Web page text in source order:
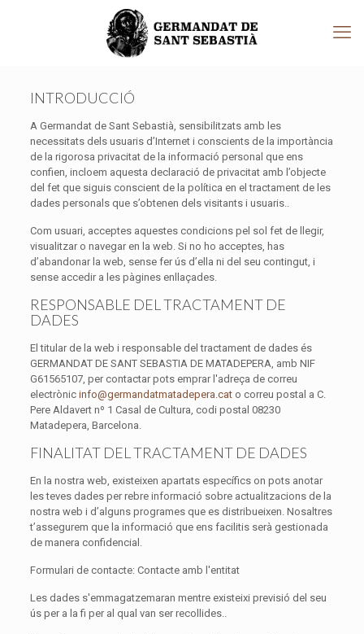
INTRODUCCIÓ
A Germandat de Sant Sebastià, sensibilitzats amb les
necessitats dels usuaris d’Internet i conscients de la importància
de la rigorosa privacitat de la informació personal que ens
confien, incloem aquesta declaració de privacitat amb l’objecte
del fet que siguis conscient de la política en el tractament de les
dades personals que s’obtenen dels visitants i usuaris..
Com usuari, acceptes aquestes condicions pel sol fet de llegir,
visualitzar o navegar en la web. Si no ho acceptes, has
d’abandonar la web, sense fer ús d’ella ni del seu contingut, i
sense accedir a les pàgines enllaçades.
RESPONSABLE DEL TRACTAMENT DE
DADES
El titular de la web i responsable del tractament de dades és
GERMANDAT DE SANT SEBASTIA DE MATADEPERA, amb NIF
G61565107, per contactar pots emprar l'adreça de correu
electrònic info@germandatmatadepera.cato correu postal a C.
Pere Aldavert nº 1 Casal de Cultura, codi postal 08230
Matadepera, Barcelona.
FINALITAT DEL TRACTAMENT DE DADES
En la nostra web, existeixen apartats específics on pots anotar
les teves dades per rebre informació sobre actualitzacions de la
nostra web i d’alguns programes que es distribueixen. Nosaltres
t’assegurem que la informació que ens facilitis serà gestionada
de manera confidencial.
Formulari de contacte: Contacte amb l'entitat
Les dades s'emmagatzemaran mentre existeixi previsió del seu
ús per a la fi per al qual van ser recollides..